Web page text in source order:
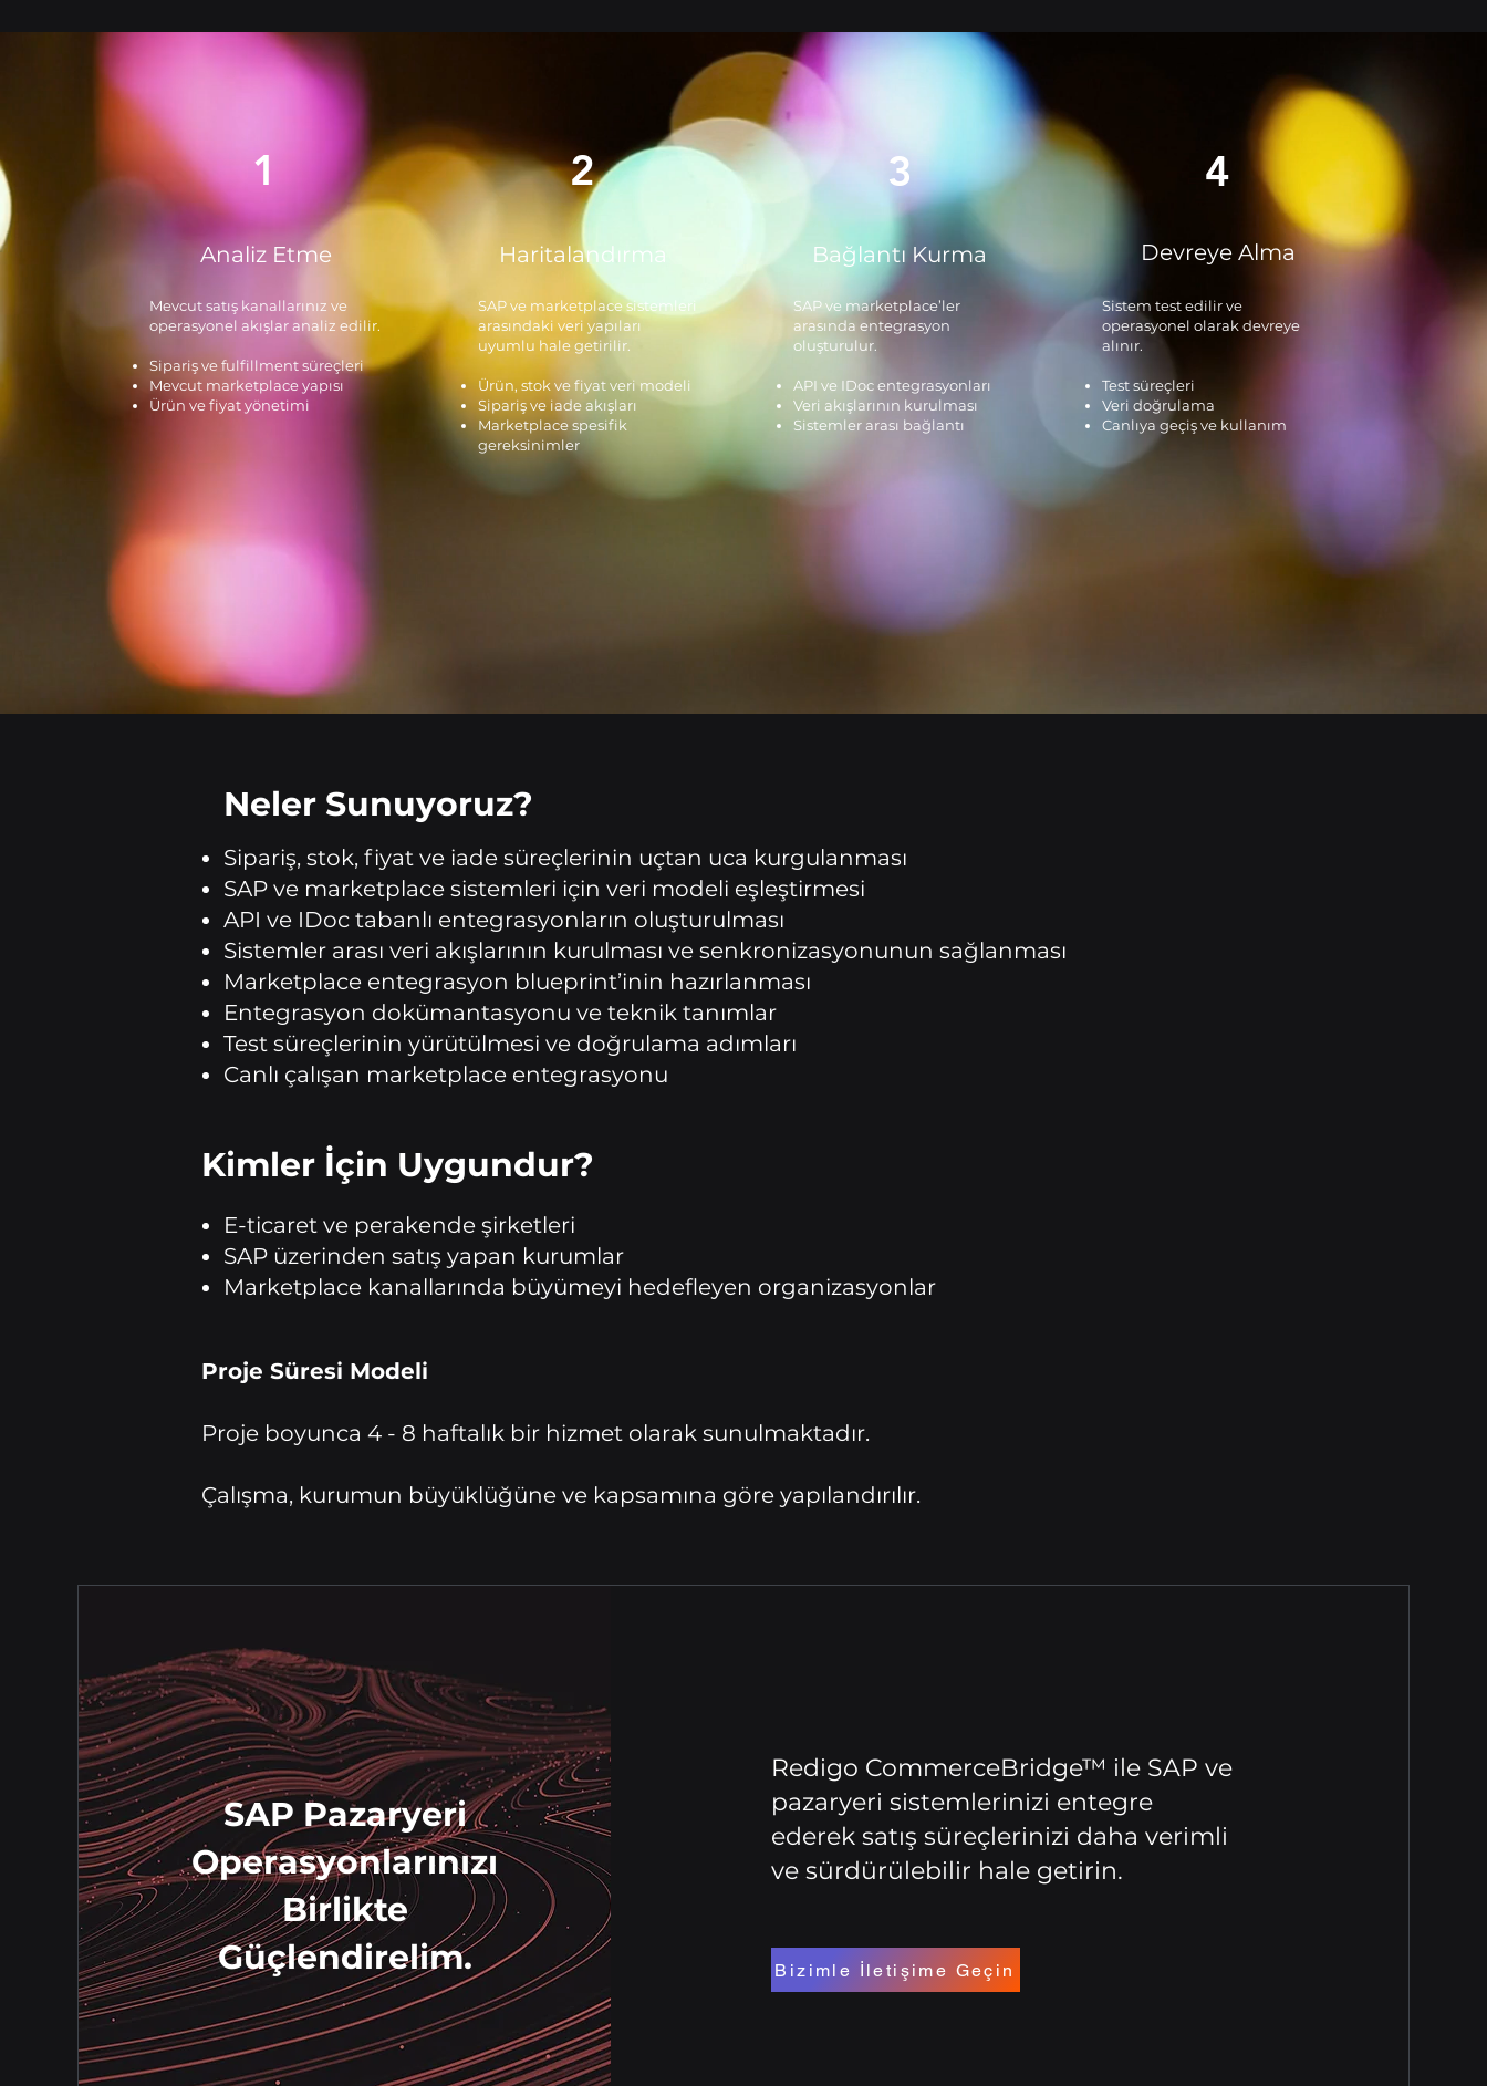
Analiz Etme
Mevcut satış kanallarınız ve
operasyonel akışlar analiz edilir.
Sipariş ve fulfillment süreçleri
Mevcut marketplace yapısı
Ürün ve fiyat yönetimi
1
Haritalandırma
SAP ve marketplace sistemleri
arasındaki veri yapıları
uyumlu hale getirilir.
Ürün, stok ve fiyat veri modeli
Sipariş ve iade akışları
Marketplace spesifik
gereksinimler
2
Bağlantı Kurma
SAP ve marketplace’ler
arasında entegrasyon
oluşturulur.
API ve IDoc entegrasyonları
Veri akışlarının kurulması
Sistemler arası bağlantı
3
Devreye Alma
Sistem test edilir ve
operasyonel olarak devreye
alınır.
Test süreçleri
Veri doğrulama
Canlıya geçiş ve kullanım
4
Neler Sunuyoruz?
Sipariş, stok, fiyat ve iade süreçlerinin uçtan uca kurgulanması
SAP ve marketplace sistemleri için veri modeli eşleştirmesi
API ve IDoc tabanlı entegrasyonların oluşturulması
Sistemler arası veri akışlarının kurulması ve senkronizasyonunun sağlanması
Marketplace entegrasyon blueprint’inin hazırlanması
Entegrasyon dokümantasyonu ve teknik tanımlar
Test süreçlerinin yürütülmesi ve doğrulama adımları
Canlı çalışan marketplace entegrasyonu
Kimler İçin Uygundur?
E-ticaret ve perakende şirketleri
SAP üzerinden satış yapan kurumlar
Marketplace kanallarında büyümeyi hedefleyen organizasyonlar
Proje Süresi Modeli
Proje boyunca 4 - 8 haftalık bir hizmet olarak sunulmaktadır.
Çalışma, kurumun büyüklüğüne ve kapsamına göre yapılandırılır.
SAP Pazaryeri
Operasyonlarınızı
Birlikte
Güçlendirelim.
Redigo CommerceBridge™ ile SAP ve
pazaryeri sistemlerinizi entegre
ederek satış süreçlerinizi daha verimli
ve sürdürülebilir hale getirin.
Bizimle İletişime Geçin